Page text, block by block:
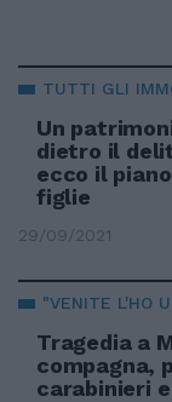
TUTTI GLI
Un
dietro il
ecco il
figlie
29/09/2021
"VENITE L'HO
Tragedia a
compagna,
carabinieri